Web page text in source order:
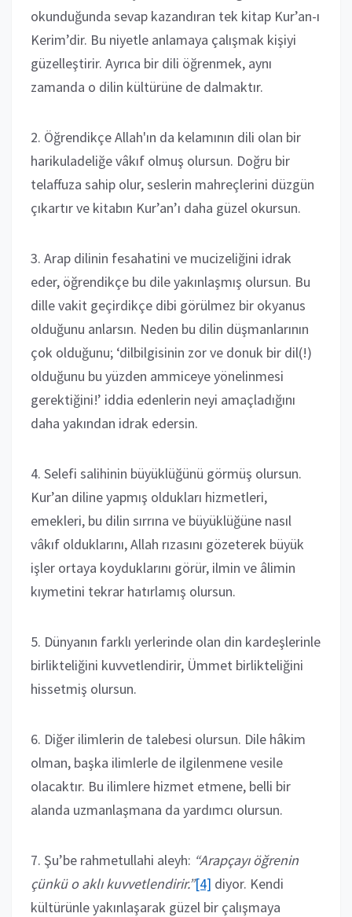
okunduğunda sevap kazandıran tek kitap Kur’an-ı
Kerim’dir. Bu niyetle anlamaya çalışmak kişiyi
güzelleştirir. Ayrıca bir dili öğrenmek, aynı
zamanda o dilin kültürüne de dalmaktır.
2. Öğrendikçe Allah'ın da kelamının dili olan bir
harikuladeliğe vâkıf olmuş olursun. Doğru bir
telaffuza sahip olur, seslerin mahreçlerini düzgün
çıkartır ve kitabın Kur’an’ı daha güzel okursun.
3. Arap dilinin fesahatini ve mucizeliğini idrak
eder, öğrendikçe bu dile yakınlaşmış olursun. Bu
dille vakit geçirdikçe dibi görülmez bir okyanus
olduğunu anlarsın. Neden bu dilin düşmanlarının
çok olduğunu; ‘dilbilgisinin zor ve donuk bir dil(!)
olduğunu bu yüzden ammiceye yönelinmesi
gerektiğini!’ iddia edenlerin neyi amaçladığını
daha yakından idrak edersin.
4. Selefi salihinin büyüklüğünü görmüş olursun.
Kur’an diline yapmış oldukları hizmetleri,
emekleri, bu dilin sırrına ve büyüklüğüne nasıl
vâkıf olduklarını, Allah rızasını gözeterek büyük
işler ortaya koyduklarını görür, ilmin ve âlimin
kıymetini tekrar hatırlamış olursun.
5. Dünyanın farklı yerlerinde olan din kardeşlerinle
birlikteliğini kuvvetlendirir, Ümmet birlikteliğini
hissetmiş olursun.
6. Diğer ilimlerin de talebesi olursun. Dile hâkim
olman, başka ilimlerle de ilgilenmene vesile
olacaktır. Bu ilimlere hizmet etmene, belli bir
alanda uzmanlaşmana da yardımcı olursun.
7. Şu’be rahmetullahi aleyh: “Arapçayı öğrenin
çünkü o aklı kuvvetlendirir.”[4] diyor. Kendi
kültürünle yakınlaşarak güzel bir çalışmaya